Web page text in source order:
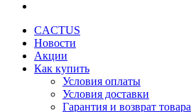
CACTUS
Новости
Акции
Как купить
Условия оплаты
Условия доставки
Гарантия и возврат товара